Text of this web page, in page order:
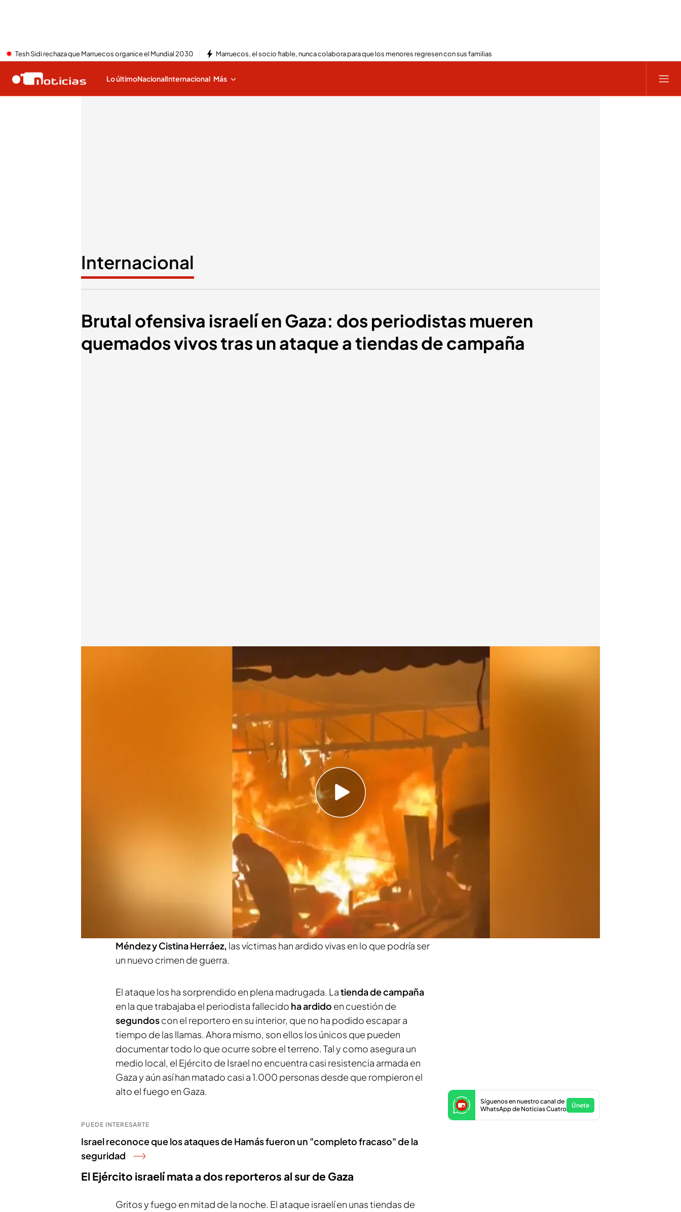
Tesh Sidi rechaza que Marruecos organice el Mundial 2030 Marruecos, el socio fiable, nunca colabora para que los menores regresen con sus familias
Lo últimoNacionalInternacional Más
Internacional
Brutal ofensiva israelí en Gaza: dos periodistas mueren
quemados vivos tras un ataque a tiendas de campaña
La tienda de campaña ha ardido en cuestión de segundos con el
Uno de los periodistas muertos es Hilmi Al Faqawi y el otro fallecido es
Los gazatíes se rebelan contra Hamás y lo tachan de terrorista: el
pueblo palestino pide el fin de la guerra
Un periodista palestino ha muerto y otros nueve han resultado heridos en
la Franja de Gaza. La aviación israelí ha atacado una zona al sur donde
habitualmente trabajan muchosperiodistas
y reporteros gráficos. En las
últimas horas, el Ejército de Israel ha matado a 32 personas
romper el alto el fuego.
Según informa Marcos
Méndez y Cistina Herráez, las víctimas han ardido vivas en lo que podría ser
un nuevo crimen de guerra.
El ataque los ha sorprendido en plena madrugada. Latienda de campaña
en la que trabajaba el periodista fallecido ha ardido en cuestión de
segundoscon el reportero en su interior, que no ha podido escapar a
tiempo de las llamas. Ahora mismo, son ellos los únicos que pueden
documentar todo lo que ocurre sobre el terreno. Tal y como asegura un
medio local, el Ejército de Israel no encuentra casi resistencia armada en
Gaza y aún así han matado casi a 1.000 personas desde que rompieron el
alto el fuego en Gaza.
PUEDE INTERESARTE
Israel reconoce que los ataques de Hamás fueron un "completo fracaso" de la
seguridad
El Ejército israelí mata a dos reporteros al sur de Gaza
Gritos y fuego en mitad de la noche. El ataque israelí en unas tiendas de
Síguenos en nuestro canal de
WhatsApp de Noticias Cuatro
Únete